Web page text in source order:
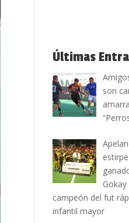
Últimas
son
estirpe
Gokay
campeón del fut
infantil mayor